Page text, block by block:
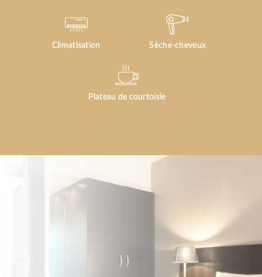
Climatisation Sèche-cheveux
Plateau de courtoisie